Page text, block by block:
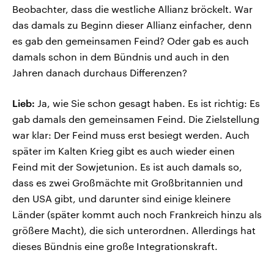
Beobachter, dass die westliche Allianz bröckelt. War
das damals zu Beginn dieser Allianz einfacher, denn
es gab den gemeinsamen Feind? Oder gab es auch
damals schon in dem Bündnis und auch in den
Jahren danach durchaus Differenzen?
Lieb: Ja, wie Sie schon gesagt haben. Es ist richtig: Es
gab damals den gemeinsamen Feind. Die Zielstellung
war klar: Der Feind muss erst besiegt werden. Auch
später im Kalten Krieg gibt es auch wieder einen
Feind mit der Sowjetunion. Es ist auch damals so,
dass es zwei Großmächte mit Großbritannien und
den USA gibt, und darunter sind einige kleinere
Länder (später kommt auch noch Frankreich hinzu als
größere Macht), die sich unterordnen. Allerdings hat
dieses Bündnis eine große Integrationskraft.